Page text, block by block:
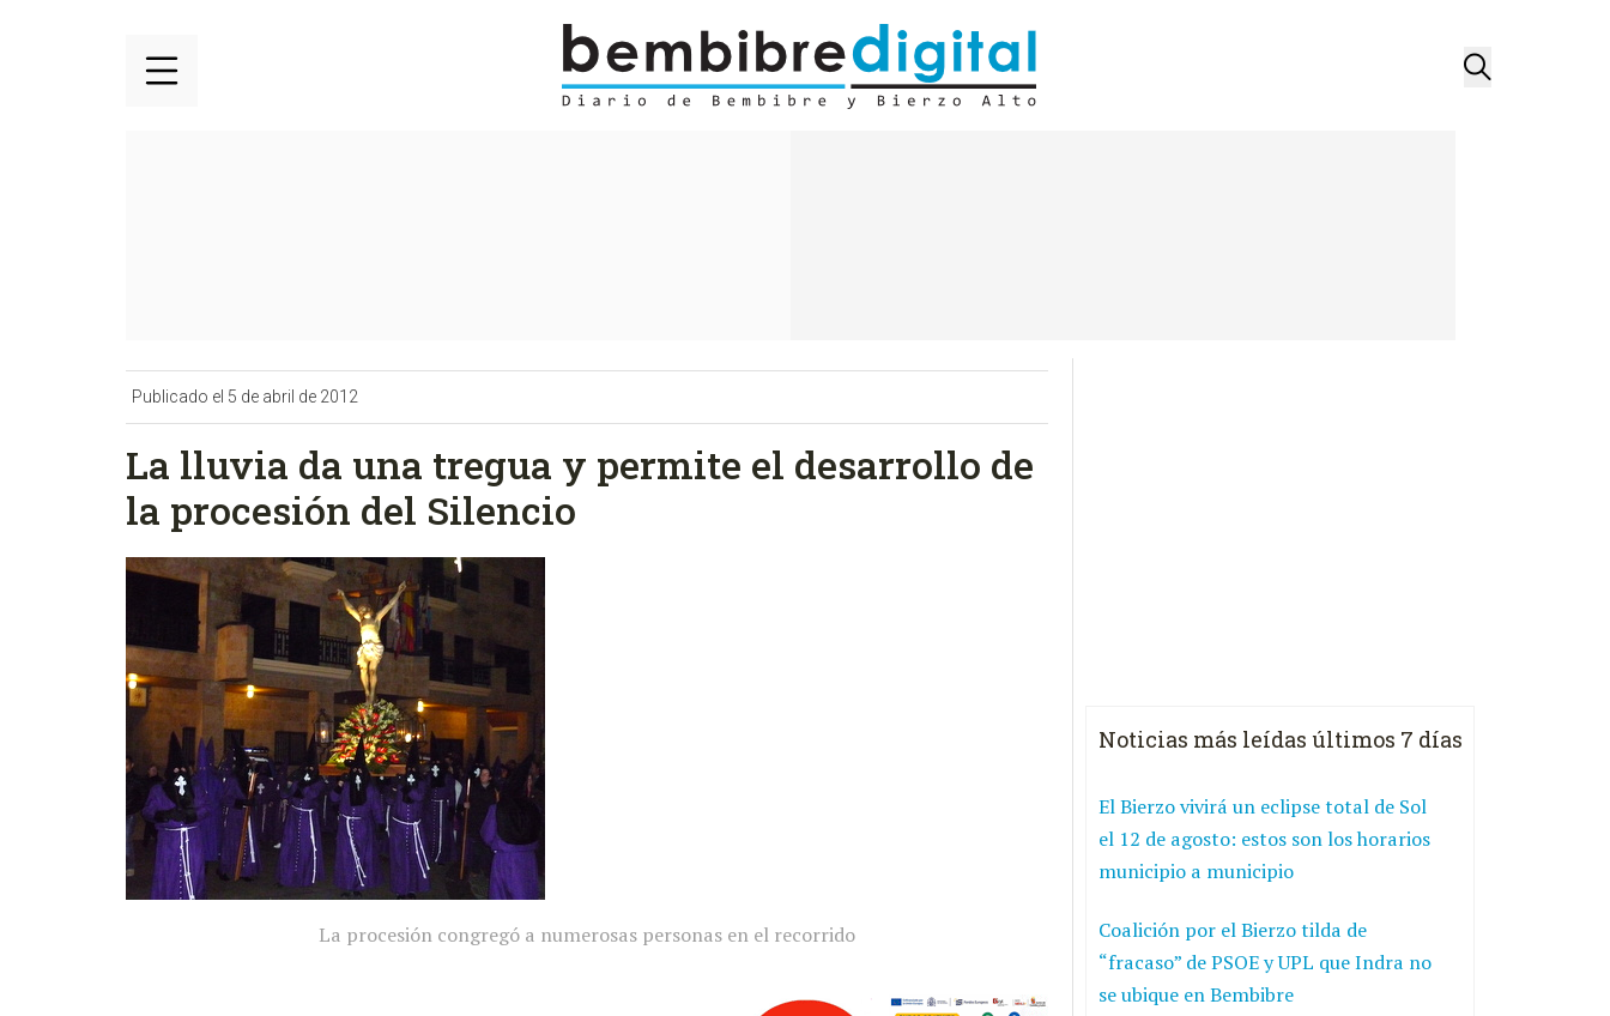
Publicado el 5 de abril de 2012
La lluvia da una tregua y permite el desarrollo de
la procesión del Silencio
La procesión congregó a numerosas personas en el recorrido
Noticias más leídas últimos 7 días
El Bierzo vivirá un eclipse total de Sol
el 12 de agosto: estos son los horarios
municipio a municipio
Coalición por el Bierzo tilda de
“fracaso” de PSOE y UPL que Indra no
se ubique en Bembibre